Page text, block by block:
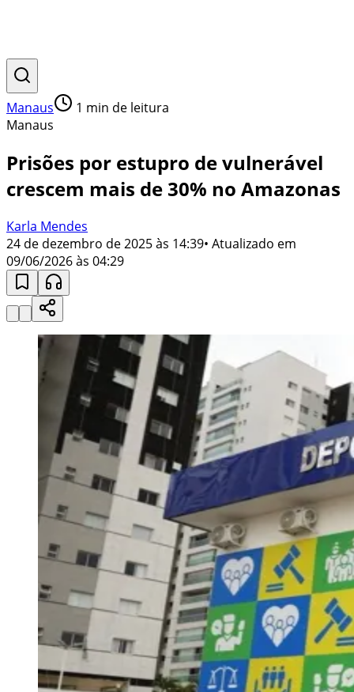
Manaus 1 min de leitura
Manaus
Prisões por estupro de vulnerável
crescem mais de 30% no Amazonas
Karla Mendes
24 de dezembro de 2025 às 14:39• Atualizado em
09/06/2026 às 04:29